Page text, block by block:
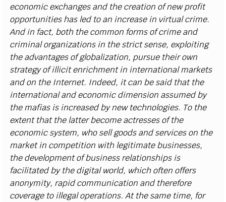
economic exchanges and the creation of new profit
opportunities has led to an increase in virtual crime.
And in fact, both the common forms of crime and
criminal organizations in the strict sense, exploiting
the advantages of globalization, pursue their own
strategy of illicit enrichment in international markets
and on the Internet. Indeed, it can be said that the
international and economic dimension assumed by
the mafias is increased by new technologies. To the
extent that the latter become actresses of the
economic system, who sell goods and services on the
market in competition with legitimate businesses,
the development of business relationships is
facilitated by the digital world, which often offers
anonymity, rapid communication and therefore
coverage to illegal operations. At the same time, for